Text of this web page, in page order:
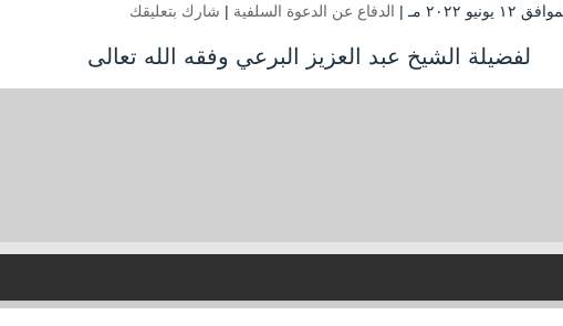
الدفاع عن الدعوة السلفية | شارك بتعليقك
لفضيلة الشيخ عبد العزيز البرعي وفقه الله تعالى